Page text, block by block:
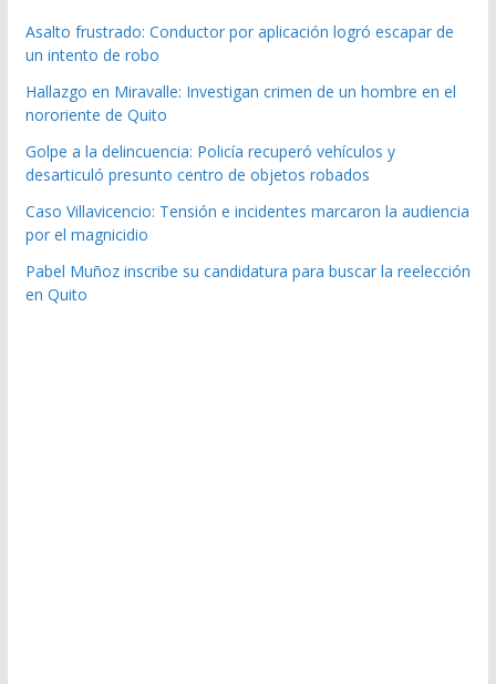
Asalto frustrado: Conductor por aplicación logró escapar de
un intento de robo
Hallazgo en Miravalle: Investigan crimen de un hombre en el
nororiente de Quito
Golpe a la delincuencia: Policía recuperó vehículos y
desarticuló presunto centro de objetos robados
Caso Villavicencio: Tensión e incidentes marcaron la audiencia
por el magnicidio
Pabel Muñoz inscribe su candidatura para buscar la reelección
en Quito